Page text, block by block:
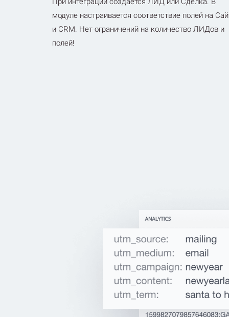
модуле настраивается соответствие полей на
и CRM. Нет ограничений на количество ЛИДов и
полей!